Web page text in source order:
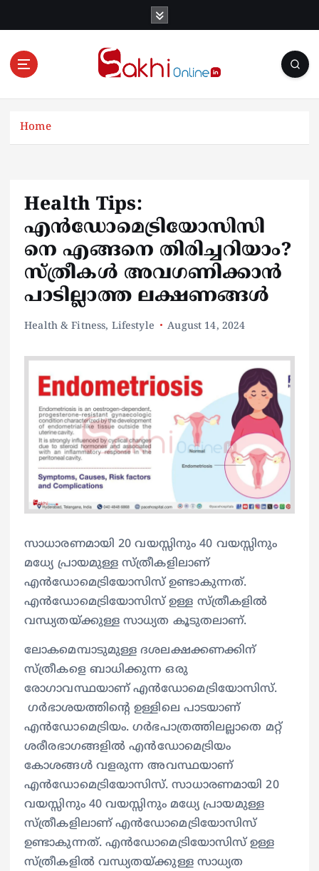
Online News Portal
Home
Health Tips:
എൻഡോമെട്രിയോസിസി
നെ എങ്ങനെ തിരിച്ചറിയാം?
സ്ത്രീകള്‍ അവ​ഗണിക്കാന്‍
പാടില്ലാത്ത ലക്ഷണങ്ങള്‍
Health & Fitness, Lifestyle August 14, 2024
സാധാരണമായി 20 വയസ്സിനും 40 വയസ്സിനും
മധ്യേ പ്രായമുള്ള സ്ത്രീകളിലാണ്
എൻഡോമെട്രിയോസിസ് ഉണ്ടാകുന്നത്.
എൻഡോമെട്രിയോസിസ് ഉള്ള സ്ത്രീകളിൽ
വന്ധ്യതയ്ക്കുള്ള സാധ്യത കൂടുതലാണ്.
ലോകമെമ്പാടുമുള്ള ദശലക്ഷക്കണക്കിന്
സ്ത്രീകളെ ബാധിക്കുന്ന ഒരു
രോഗാവസ്ഥയാണ് എൻഡോമെട്രിയോസിസ്.
ഗർഭാശയത്തിന്റെ ഉള്ളിലെ പാടയാണ്
എൻഡോമെട്രിയം. ഗർഭപാത്രത്തിലല്ലാതെ മറ്റ്
ശരീരഭാഗങ്ങളിൽ എൻഡോമെട്രിയം
കോശങ്ങൾ വളരുന്ന അവസ്ഥയാണ്
എൻഡോമെട്രിയോസിസ്. സാധാരണമായി 20
വയസ്സിനും 40 വയസ്സിനും മധ്യേ പ്രായമുള്ള
സ്ത്രീകളിലാണ് എൻഡോമെട്രിയോസിസ്
ഉണ്ടാകുന്നത്. എൻഡോമെട്രിയോസിസ് ഉള്ള
സ്ത്രീകളിൽ വന്ധ്യതയ്ക്കുള്ള സാധ്യത